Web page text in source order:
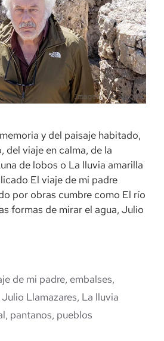
y del paisaje habitado,
viaje en calma, de la
de lobos o La lluvia amarilla
El viaje de mi padre
por obras cumbre como El río
formas de mirar el agua, Julio
de mi padre, embalses,
Julio Llamazares, La lluvia
, pantanos, pueblos